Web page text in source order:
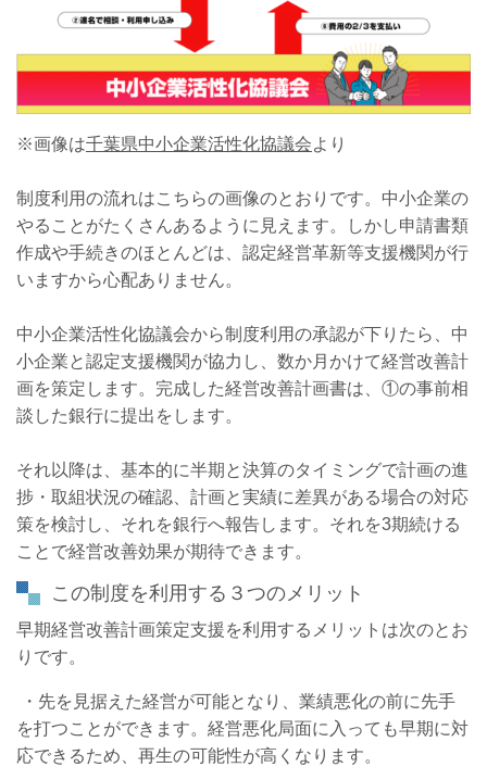
※画像は千葉県中小企業活性化協議会より
制度利用の流れはこちらの画像のとおりです。中小企業の
やることがたくさんあるように見えます。しかし申請書類
作成や手続きのほとんどは、認定経営革新等支援機関が行
いますから心配ありません。
中小企業活性化協議会から制度利用の承認が下りたら、中
小企業と認定支援機関が協力し、数か月かけて経営改善計
画を策定します。完成した経営改善計画書は、①の事前相
談した銀行に提出をします。
それ以降は、基本的に半期と決算のタイミングで計画の進
捗・取組状況の確認、計画と実績に差異がある場合の対応
策を検討し、それを銀行へ報告します。それを3期続ける
ことで経営改善効果が期待できます。
この制度を利用する３つのメリット
早期経営改善計画策定支援を利用するメリットは次のとお
りです。
・先を見据えた経営が可能となり、業績悪化の前に先手
を打つことができます。経営悪化局面に入っても早期に対
応できるため、再生の可能性が高くなります。